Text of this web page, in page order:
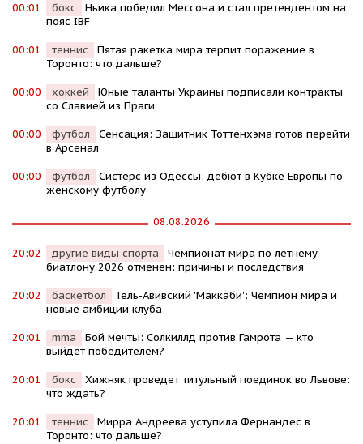
00:01 бокс
Ньика победил Мессона и стал претендентом на
пояс IBF
00:01 теннис
Пятая ракетка мира терпит поражение в
Торонто: что дальше?
00:00 хоккей
Юные таланты Украины подписали контракты
со Славией из Праги
00:00 футбол
Сенсация: Защитник Тоттенхэма готов перейти
в Арсенал
00:00 футбол
Систерс из Одессы: дебют в Кубке Европы по
женскому футболу
08.08.2026
20:02 другие виды спорта
Чемпионат мира по летнему
биатлону 2026 отменен: причины и последствия
20:02 баскетбол
Тель-Авивский 'Маккаби': Чемпион мира и
новые амбиции клуба
20:01 mma
Бой мечты: Солкиллд против Гамрота — кто
выйдет победителем?
20:01 бокс
Хижняк проведет титульный поединок во Львове:
что ждать?
20:01 теннис
Мирра Андреева уступила Фернандес в
Торонто: что дальше?